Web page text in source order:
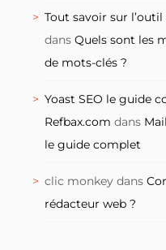
Tout savoir sur
dans Quels sont les
de mots-clés ?
Yoast SEO le guide
Refbax.com dans
le guide complet
clic monkey dans
rédacteur web ?